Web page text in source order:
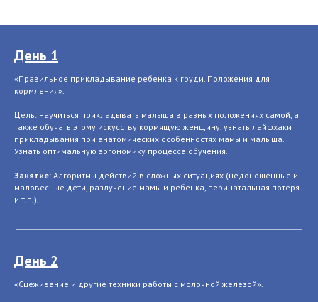
День 1
«Правильное прикладывание ребенка к груди. Положения для
кормления».
Цель: научиться прикладывать малыша в разных положениях самой, а
также обучать этому искусству кормящую женщину, узнать лайфхаки
прикладывания при анатомических особенностях мамы и малыша.
Узнать оптимальную эргономику процесса обучения.
Занятие: Алгоритмы действий в сложных ситуациях (недоношенные и
маловесные дети, разлучение мамы и ребенка, перинатальная потеря
и т.п.).
День 2
«Сцеживание и другие техники работы с молочной железой».